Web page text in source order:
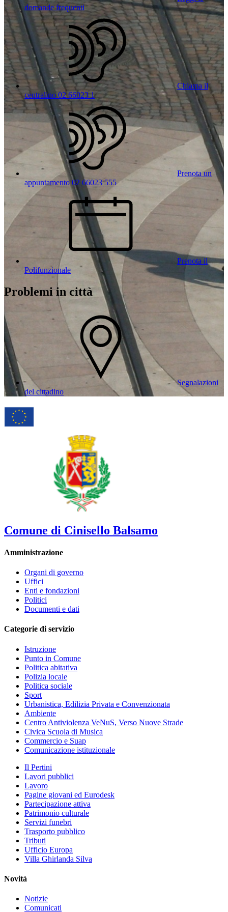
domande frequenti
Chiama il
centralino 02 66023 1
Prenota un
appuntamento 02 66023 555
Prenota il
Polifunzionale
Problemi in città
Segnalazioni
del cittadino
Comune di Cinisello Balsamo
Amministrazione
Organi di governo
Uffici
Enti e fondazioni
Politici
Documenti e dati
Categorie di servizio
Istruzione
Punto in Comune
Politica abitativa
Polizia locale
Politica sociale
Sport
Urbanistica, Edilizia Privata e Convenzionata
Ambiente
Centro Antiviolenza VeNuS, Verso Nuove Strade
Civica Scuola di Musica
Commercio e Suap
Comunicazione istituzionale
Il Pertini
Lavori pubblici
Lavoro
Pagine giovani ed Eurodesk
Partecipazione attiva
Patrimonio culturale
Servizi funebri
Trasporto pubblico
Tributi
Ufficio Europa
Villa Ghirlanda Silva
Novità
Notizie
Comunicati